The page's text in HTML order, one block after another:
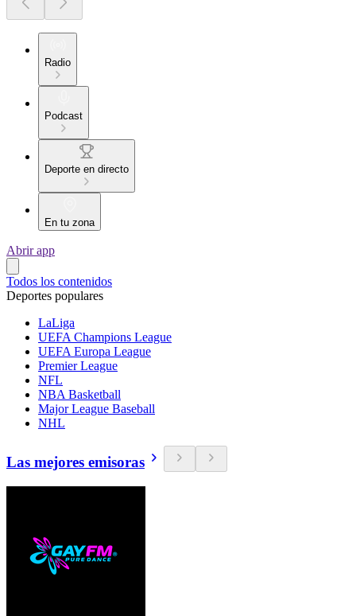
Radio
Podcast
Deporte en directo
En tu zona
Abrir app
Todos los contenidos
Deportes populares
LaLiga
UEFA Champions League
UEFA Europa League
Premier League
NFL
NBA Basketball
Major League Baseball
NHL
Las mejores emisoras